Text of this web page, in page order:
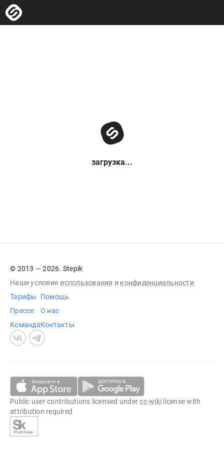
загрузка...
© 2013 — 2026. Stepik
Наши условия использования и конфиденциальности
Тарифы
Прессе
Команда
Помощь
О нас
Контакты
Public user contributions licensed undercc-wiki license with
attribution required